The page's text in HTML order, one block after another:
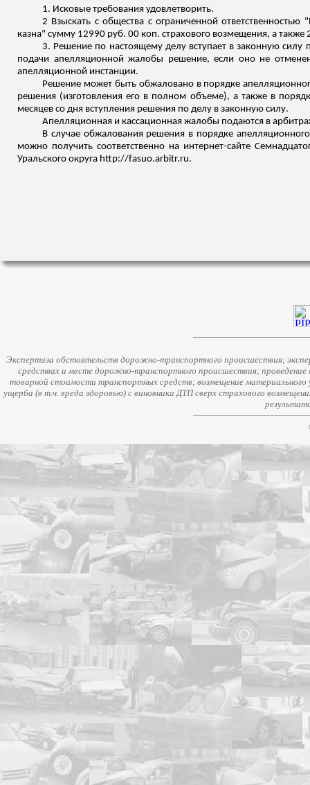
1. Исковые требования удовлетворить.
2 Взыскать с общества с ограниченной
казна" сумму 12990 руб. 00 коп. страхового возмещения, а
3. Решение по настоящему делу вступает в законную силу
подачи апелляционной жалобы решение, если оно не
апелляционной инстанции.
Решение может быть обжаловано в порядке
решения (изготовления его в полном объеме), а также в
месяцев со дня вступления решения по делу в законную силу.
Апелляционная и кассационная жалобы подаются в
В случае обжалования решения в порядке
можно получить соответственно на интернет-сайте
Уральского округа http://fasuo.arbitr.ru.
Экспертиза обстоятельств дорожно-транспортного происшествия;
средствах и месте дорожно-транспортного происшествия;
товарной стоимости транспортных средств; возмещение
ущерба (в т.ч. вреда здоровью) с виновника ДТП сверх страхового